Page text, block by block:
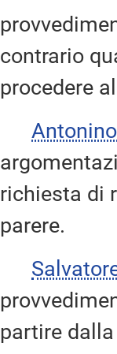
contrario
procedere
richiesta di
parere.
partire